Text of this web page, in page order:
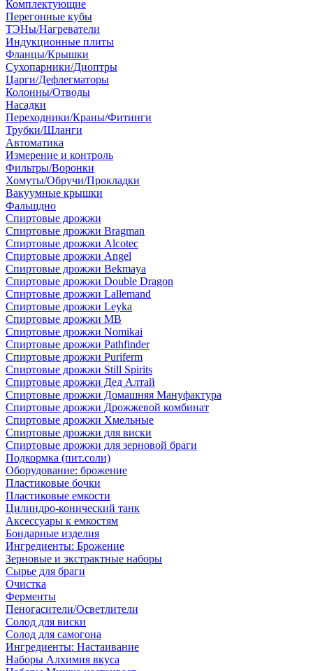
Комплектующие
Перегонные кубы
ТЭНы/Нагреватели
Индукционные плиты
Фланцы/Крышки
Сухопарники/Диоптры
Царги/Дефлегматоры
Колонны/Отводы
Насадки
Переходники/Краны/Фитинги
Трубки/Шланги
Автоматика
Измерение и контроль
Фильтры/Воронки
Хомуты/Обручи/Прокладки
Вакуумные крышки
Фальшдно
Спиртовые дрожжи
Спиртовые дрожжи Bragman
Спиртовые дрожжи Alcotec
Спиртовые дрожжи Angel
Спиртовые дрожжи Bekmaya
Спиртовые дрожжи Double Dragon
Спиртовые дрожжи Lallemand
Спиртовые дрожжи Leyka
Спиртовые дрожжи MB
Спиртовые дрожжи Nomikai
Спиртовые дрожжи Pathfinder
Спиртовые дрожжи Puriferm
Спиртовые дрожжи Still Spirits
Спиртовые дрожжи Дед Алтай
Спиртовые дрожжи Домашняя Мануфактура
Спиртовые дрожжи Дрожжевой комбинат
Спиртовые дрожжи Хмельные
Спиртовые дрожжи для виски
Спиртовые дрожжи для зерновой браги
Подкормка (пит.соли)
Оборудование: брожение
Пластиковые бочки
Пластиковые емкости
Цилиндро-конический танк
Аксессуары к емкостям
Бондарные изделия
Ингредиенты: Брожение
Зерновые и экстрактные наборы
Сырье для браги
Очистка
Ферменты
Пеногасители/Осветлители
Солод для виски
Солод для самогона
Ингредиенты: Настаивание
Наборы Алхимия вкуса